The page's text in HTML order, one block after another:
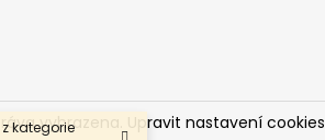
z kategorie
vyhrazena. Upravit nastavení cookies